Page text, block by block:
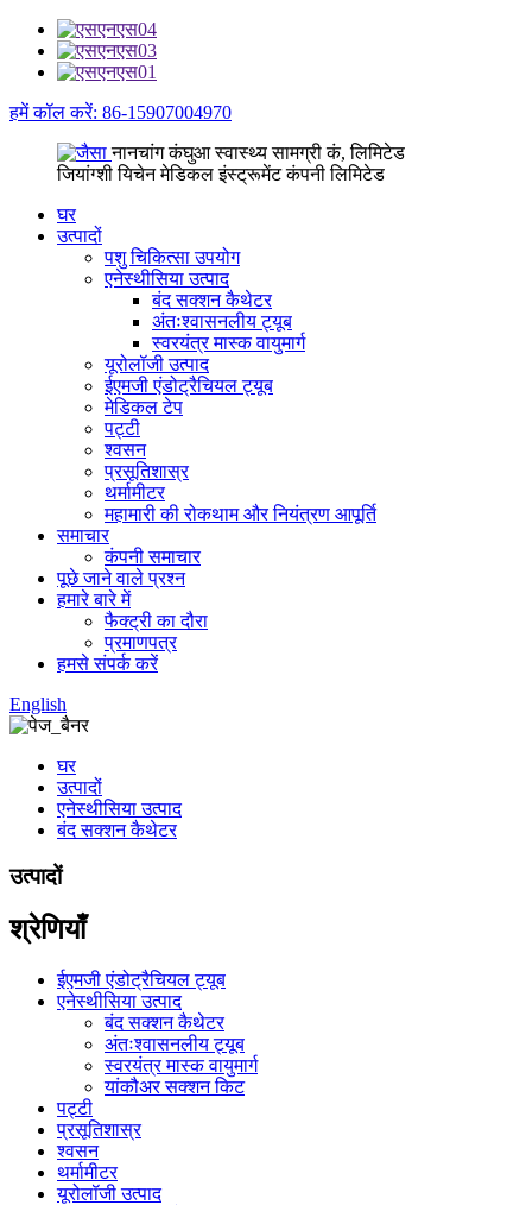
हमें कॉल करें: 86-15907004970
नानचांग कंघुआ स्वास्थ्य सामग्री कं, लिमिटेड
जियांग्शी यिचेन मेडिकल इंस्ट्रूमेंट कंपनी लिमिटेड
घर
उत्पादों
पशु चिकित्सा उपयोग
एनेस्थीसिया उत्पाद
बंद सक्शन कैथेटर
अंतःश्वासनलीय ट्यूब
स्वरयंत्र मास्क वायुमार्ग
यूरोलॉजी उत्पाद
ईएमजी एंडोट्रैचियल ट्यूब
मेडिकल टेप
पट्टी
श्वसन
प्रसूतिशास्र
थर्मामीटर
महामारी की रोकथाम और नियंत्रण आपूर्ति
समाचार
कंपनी समाचार
पूछे जाने वाले प्रश्न
हमारे बारे में
फैक्ट्री का दौरा
प्रमाणपत्र
हमसे संपर्क करें
English
घर
उत्पादों
एनेस्थीसिया उत्पाद
बंद सक्शन कैथेटर
उत्पादों
श्रेणियाँ
ईएमजी एंडोट्रैचियल ट्यूब
एनेस्थीसिया उत्पाद
बंद सक्शन कैथेटर
अंतःश्वासनलीय ट्यूब
स्वरयंत्र मास्क वायुमार्ग
यांकौअर सक्शन किट
पट्टी
प्रसूतिशास्र
श्वसन
थर्मामीटर
यूरोलॉजी उत्पाद